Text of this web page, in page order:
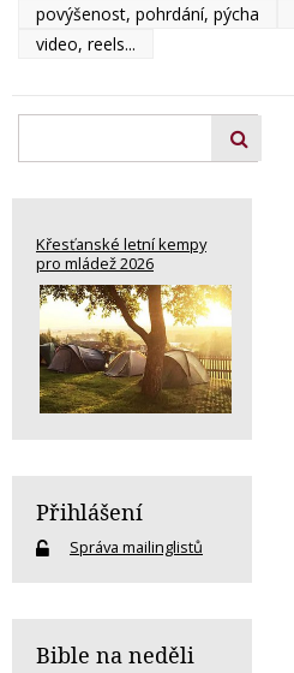
povýšenost, pohrdání, pýcha
video, reels...
Křesťanské letní kempy
pro mládež 2026
Přihlášení
Správa mailinglistů
Bible na neděli